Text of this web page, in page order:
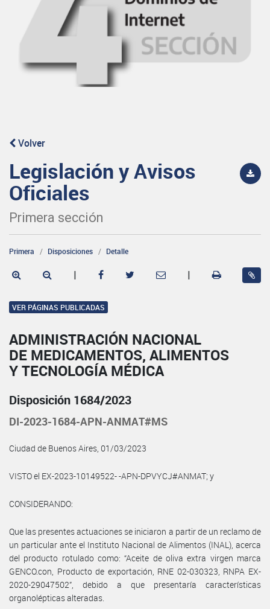
Volver
Legislación y Avisos
Oficiales
Primera sección
Primera Disposiciones Detalle
| |
VER PÁGINAS PUBLICADAS
ADMINISTRACIÓN NACIONAL
DE MEDICAMENTOS, ALIMENTOS
Y TECNOLOGÍA MÉDICA
Disposición 1684/2023
DI-2023-1684-APN-ANMAT#MS
Ciudad de Buenos Aires, 01/03/2023
VISTO el EX-2023-10149522- -APN-DPVYCJ#ANMAT; y
CONSIDERANDO:
Que las presentes actuaciones se iniciaron a partir de un reclamo de
un particular ante el Instituto Nacional de Alimentos (INAL), acerca
del producto rotulado como: “Aceite de oliva extra virgen marca
GENCO.con, Producto de exportación, RNE 02-030323, RNPA EX-
2020-29047502”, debido a que presentaría características
organolépticas alteradas.